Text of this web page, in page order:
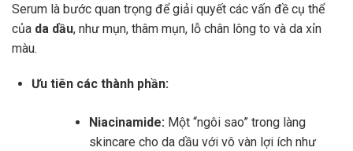
Serum là bước quan trọng để giải quyết các vấn đề cụ thể
của da dầu, như mụn, thâm mụn, lỗ chân lông to và da xỉn
màu.
Ưu tiên các thành phần:
Niacinamide: Một “ngôi sao” trong làng
skincare cho da dầu với vô vàn lợi ích như